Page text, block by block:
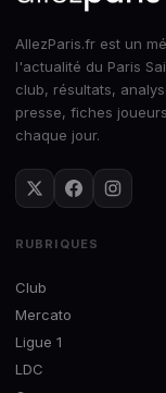
AllezParis.fr est un
l'actualité du Paris
club, résultats,
presse, fiches
chaque jour.
RUBRIQUES
Club
Mercato
Ligue 1
LDC